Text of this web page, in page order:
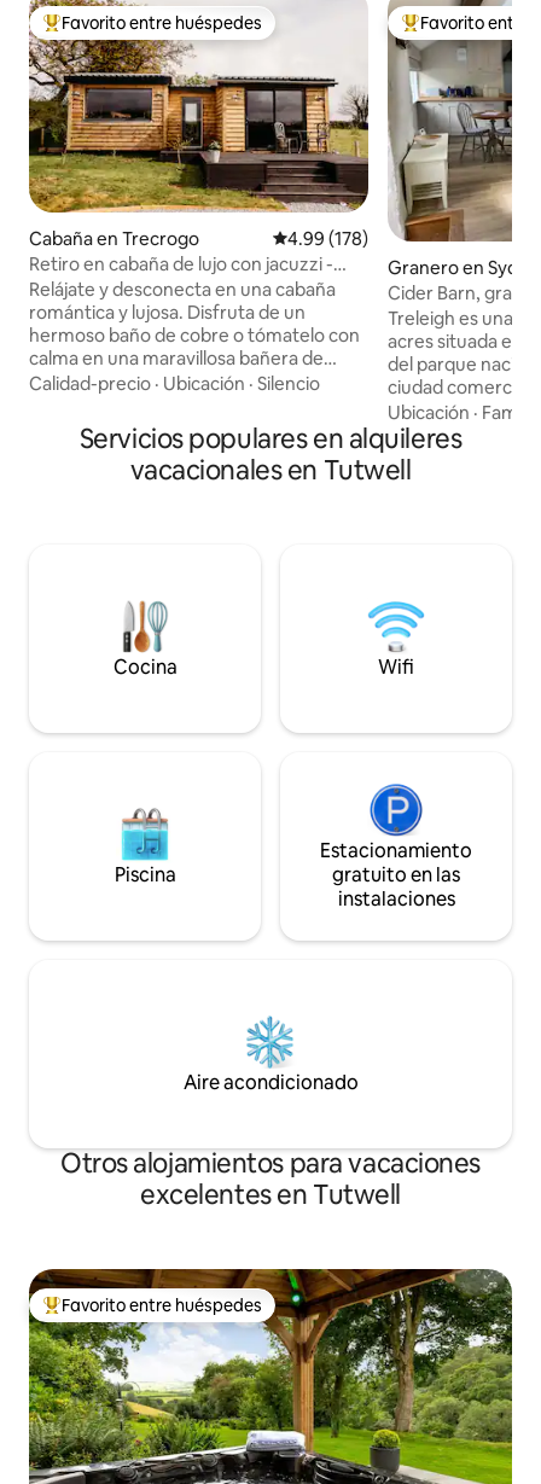
Favorito entre huéspedes preferido
Favorito entre huéspedes
Cabaña en Trecrogo Calificación promedio: 4.99 de
4.99 (178)
Retiro en cabaña de lujo con jacuzzi -
Willow
Relájate y desconecta en una cabaña
romántica y lujosa. Disfruta de un
hermoso baño de cobre o tómatelo con
calma en una maravillosa bañera de
hidromasaje burbujeante mientras
las estrellas. Se proporcionan caja de
bienvenida, albornoces y zapatillas. Con
terapias holísticas en el lugar, puedes
que pases un momento maravilloso
durante todo el año.
Calidad-precio · Ubicación · Silencio
Favorito entre
Favorito entre
Granero en
erel
Cider Barn,
Treleigh es una
acres situada en
del parque
ciudad comercial
encuentra a 15
aldea de
y cuenta con un
justo fuera de tu
granero como
y Cornualles.
Ubicación ·
Servicios populares en alquileres
vacacionales en Tutwell
Cocina Wifi
Piscina
Estacionamiento
gratuito en las
instalaciones
Aire acondicionado
Otros alojamientos para vacaciones
excelentes en Tutwell
Favorito entre huéspedes preferido
Favorito entre huéspedes